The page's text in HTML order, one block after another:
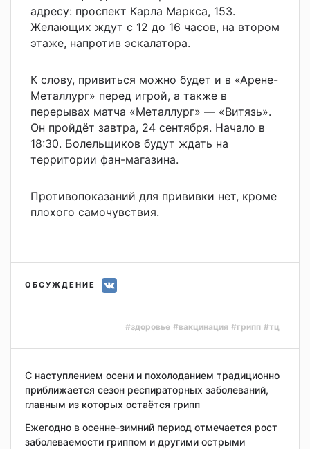
адресу: проспект Карла Маркса, 153.
Желающих ждут с 12 до 16 часов, на втором
этаже, напротив эскалатора.
К слову, привиться можно будет и в «Арене-
Металлург» перед игрой, а также в
перерывах матча «Металлург» — «Витязь».
Он пройдёт завтра, 24 сентября. Начало в
18:30. Болельщиков будут ждать на
территории фан-магазина.
Противопоказаний для прививки нет, кроме
плохого самочувствия.
ОБСУЖДЕНИЕ
#здоровье #вакцинация #грипп #тц
С наступлением осени и похолоданием традиционно
приближается сезон респираторных заболеваний,
главным из которых остаётся грипп
Ежегодно в осенне-зимний период отмечается рост
заболеваемости гриппом и другими острыми